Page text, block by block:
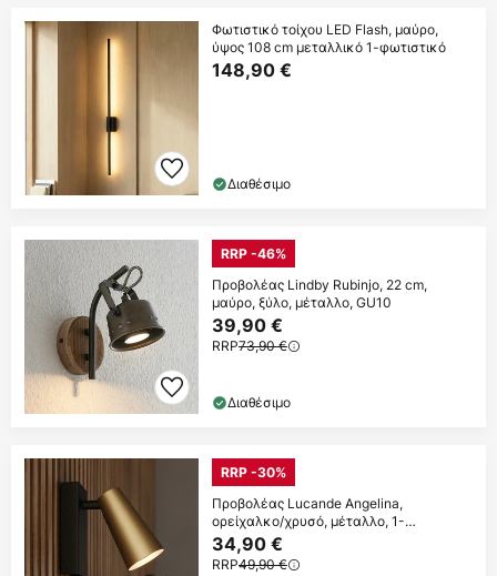
Φωτιστικό τοίχου LED Flash, μαύρο,
ύψος 108 cm μεταλλικό 1-φωτιστικό
148,90 €
Διαθέσιμο
RRP -46%
Προβολέας Lindby Rubinjo, 22 cm,
μαύρο, ξύλο, μέταλλο, GU10
39,90 €
RRP73,90 €
Διαθέσιμο
RRP -30%
Προβολέας Lucande Angelina,
ορείχαλκο/χρυσό, μέταλλο, 1-
φωτιστικό.
34,90 €
RRP49,90 €